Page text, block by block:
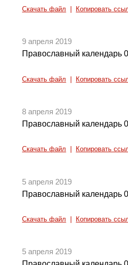
Скачать файл Копировать
9 апреля 2019
Православный календарь
Скачать файл Копировать
8 апреля 2019
Православный календарь
Скачать файл Копировать
5 апреля 2019
Православный календарь
Скачать файл Копировать
5 апреля 2019